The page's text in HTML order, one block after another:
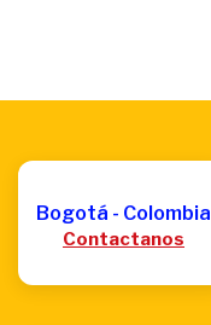
Bogotá - Colombia
Contactanos